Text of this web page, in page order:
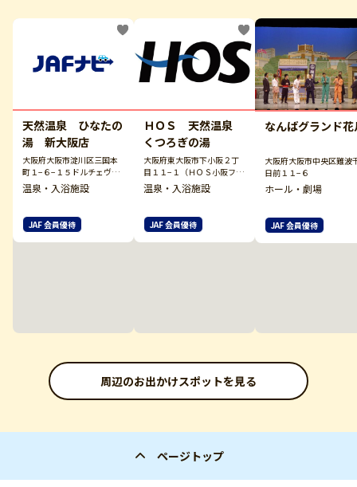
天然温泉 ひなたの
湯 新大阪店
大阪府大阪市淀川区三国本
町１−６−１５ドルチェヴィ
ータ新大阪９Ｆ
温泉・入浴施設
JAF 会員優待
ＨＯＳ 天然温泉
くつろぎの湯
大阪府東大阪市下小阪２丁
目１１−１（ＨＯＳ小阪フィ
ットネスクラブ内）
温泉・入浴施設
JAF 会員優待
なんばグランド花
大阪府大阪市中央区難波
日前１１−６
ホール・劇場
JAF 会員優待
周辺のお出かけスポットを見る
ページトップ